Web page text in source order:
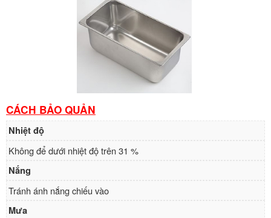
CÁCH BẢO QUẢN
Nhiệt độ
Không để dưới nhiệt độ trên 31 %
Nắng
Tránh ánh nắng chiếu vào
Mưa